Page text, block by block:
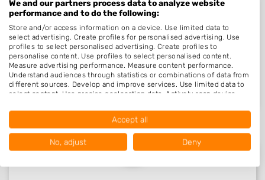
Nieuw in Wellerlooi
Nog geen statistieken beschikbaar.
We and our partners process data to analyze website
performance and to do the following:
Store and/or access information on a device. Use limited data to
select advertising. Create profiles for personalised advertising. Use
profiles to select personalised advertising. Create profiles to
personalise content. Use profiles to select personalised content.
Measure advertising performance. Measure content performance.
Understand audiences through statistics or combinations of data from
different sources. Develop and improve services. Use limited data to
select content. Use precise geolocation data. Actively scan device
Data may be shared outside of the European Union and send to the
Your consent and the cookie policy applies solely to this website/app.
View Partner List (1016 IAB Vendors)
We use your data for the following purposes:
Accept all
No, adjust Deny